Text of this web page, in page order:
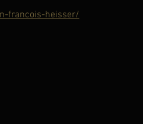
francois-heisser/